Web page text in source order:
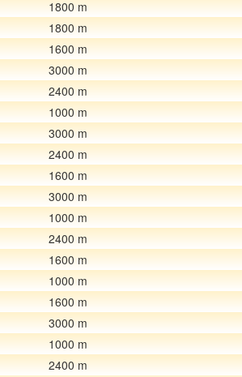
1800 m
1800 m
1600 m
3000 m
2400 m
1000 m
3000 m
2400 m
1600 m
3000 m
1000 m
2400 m
1600 m
1000 m
1600 m
3000 m
1000 m
2400 m